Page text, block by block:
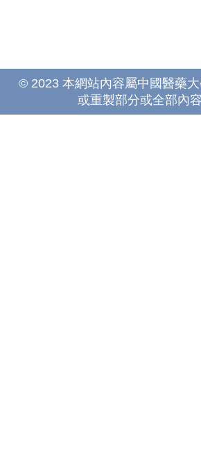
© 2023 本網站內容屬中國醫藥
或重製部分或全部內